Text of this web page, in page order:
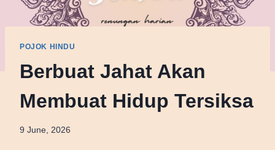
POJOK HINDU
Berbuat Jahat Akan
Membuat Hidup Tersiksa
9 June, 2026